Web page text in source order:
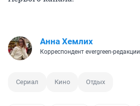
Анна Хемлих
Корреспондент evergreen-редакции
Сериал Кино Отдых